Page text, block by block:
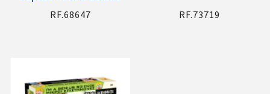
RF.68647
RF.73719